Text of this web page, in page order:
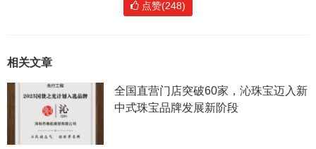
点赞(248)
相关文章
全国直营门店突破60家，沁珠宝迈入新
中式珠宝品牌发展新阶段